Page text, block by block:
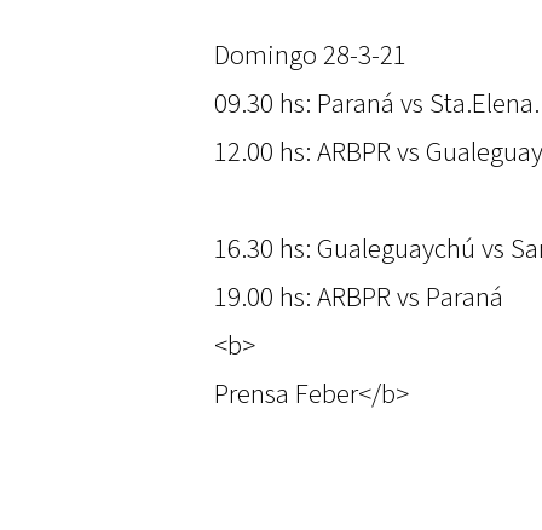
Domingo 28-3-21
09.30 hs: Paraná vs Sta.Elena.
12.00 hs: ARBPR vs
16.30 hs: Gualeguaychú vs
19.00 hs: ARBPR vs Paraná
<b>
Prensa Feber</b>